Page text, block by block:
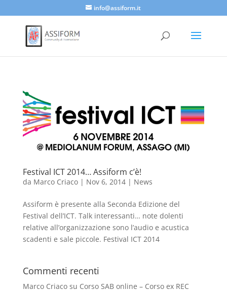
info@assiform.it
Festival ICT 2014… Assiform c’è!
da Marco Criaco| Nov 6, 2014| News
Assiform è presente alla Seconda Edizione del
Festival dell’ICT. Talk interessanti… note dolenti
relative all’organizzazione sono l’audio e acustica
scadenti e sale piccole. Festival ICT 2014
Commenti recenti
Marco Criacosu Corso SAB online – Corso ex REC